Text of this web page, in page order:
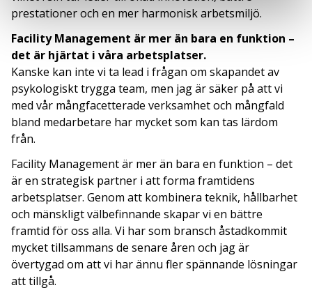
prestationer och en mer harmonisk arbetsmiljö.
Facility Management är mer än bara en funktion –
det är hjärtat i våra arbetsplatser.
Kanske kan inte vi ta lead i frågan om skapandet av
psykologiskt trygga team, men jag är säker på att vi
med vår mångfacetterade verksamhet och mångfald
bland medarbetare har mycket som kan tas lärdom
från.
Facility Management är mer än bara en funktion – det
är en strategisk partner i att forma framtidens
arbetsplatser. Genom att kombinera teknik, hållbarhet
och mänskligt välbefinnande skapar vi en bättre
framtid för oss alla. Vi har som bransch åstadkommit
mycket tillsammans de senare åren och jag är
övertygad om att vi har ännu fler spännande lösningar
att tillgå.